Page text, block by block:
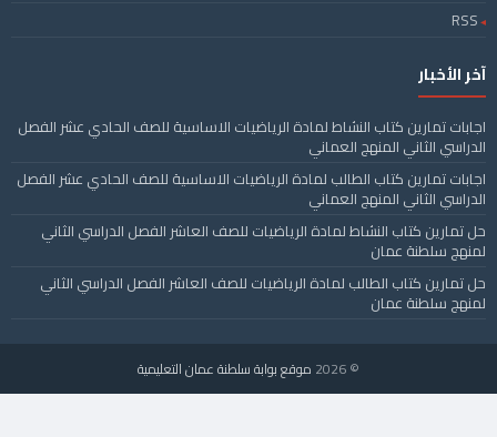
RSS
آخر الأخبار
اجابات تمارين كتاب النشاط لمادة الرياضيات الاساسية للصف الحادي عشر الفصل
الدراسي الثاني المنهج العماني
اجابات تمارين كتاب الطالب لمادة الرياضيات الاساسية للصف الحادي عشر الفصل
الدراسي الثاني المنهج العماني
حل تمارين كتاب النشاط لمادة الرياضيات للصف العاشر الفصل الدراسي الثاني
لمنهج سلطنة عمان
حل تمارين كتاب الطالب لمادة الرياضيات للصف العاشر الفصل الدراسي الثاني
لمنهج سلطنة عمان
© 2026 موقع بوابة سلطنة عمان التعليمية